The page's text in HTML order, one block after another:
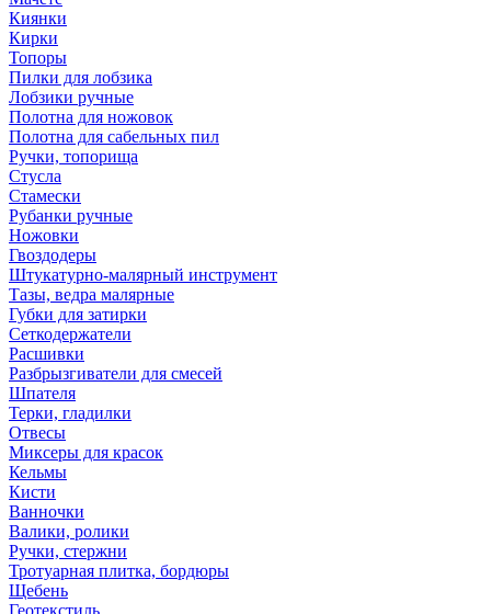
Киянки
Кирки
Топоры
Пилки для лобзика
Лобзики ручные
Полотна для ножовок
Полотна для сабельных пил
Ручки, топорища
Стусла
Стамески
Рубанки ручные
Ножовки
Гвоздодеры
Штукатурно-малярный инструмент
Тазы, ведра малярные
Губки для затирки
Сеткодержатели
Расшивки
Разбрызгиватели для смесей
Шпателя
Терки, гладилки
Отвесы
Миксеры для красок
Кельмы
Кисти
Ванночки
Валики, ролики
Ручки, стержни
Тротуарная плитка, бордюры
Щебень
Геотекстиль